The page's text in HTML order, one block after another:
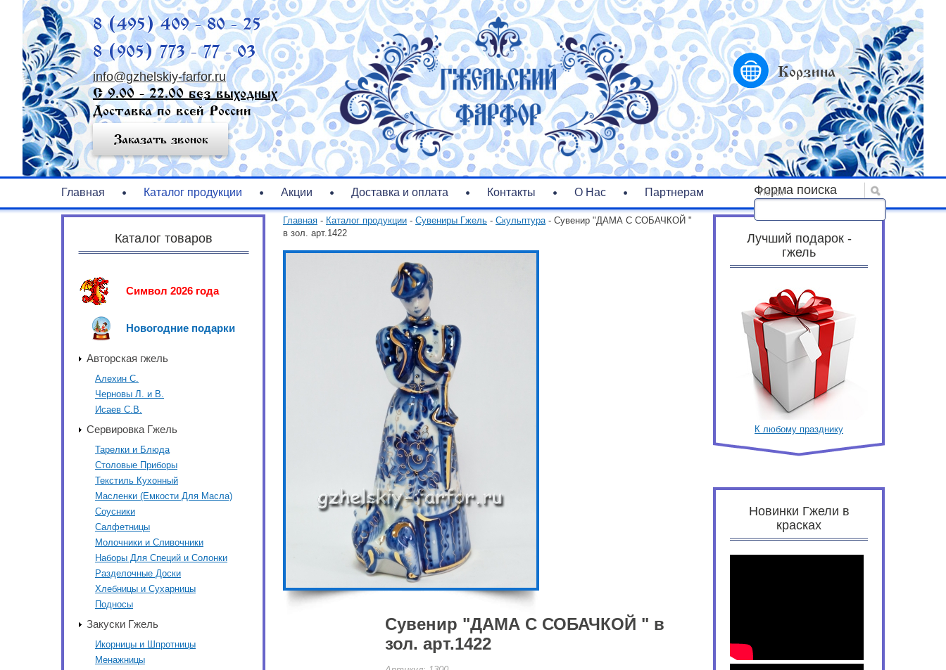
8 (495) 409 - 80 - 25
8 (905) 773 - 77 - 03
info@gzhelskiy-farfor.ru
С 9.00 - 22.00 без выходных
Доставка по всей России
Заказать звонок
Корзина
Главная Каталог продукции Акции Доставка и оплата Контакты О Нас Партнерам Форма поиска
Поиск
Каталог товаров
Символ 2026 года
Новогодние подарки
Авторская гжель
Алехин С.
Черновы Л. и В.
Исаев С.В.
Сервировка Гжель
Тарелки и Блюда
Столовые Приборы
Текстиль Кухонный
Масленки (Емкости Для Масла)
Соусники
Салфетницы
Молочники и Сливочники
Наборы Для Специй и Солонки
Разделочные Доски
Хлебницы и Сухарницы
Подносы
Закуски Гжель
Икорницы и Шпротницы
Менажницы
Главная - Каталог продукции - Сувениры Гжель - Скульптура- Сувенир "ДАМА С СОБАЧКОЙ "
в зол. арт.1422
Сувенир "ДАМА С СОБАЧКОЙ " в
зол. арт.1422
Лучший подарок -
гжель
К любому празднику
Новинки Гжели в
красках